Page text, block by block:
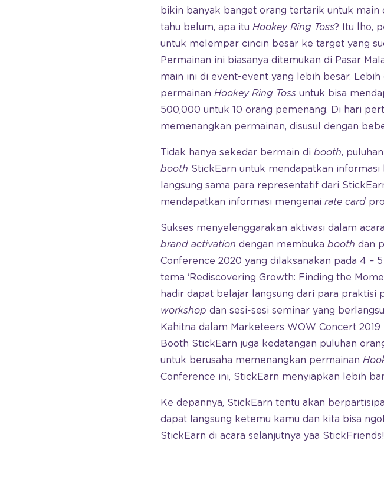
bikin banyak banget orang tertarik untuk main
tahu belum, apa itu Hookey Ring Toss? Itu lho,
untuk melempar cincin besar ke target yang
Permainan ini biasanya ditemukan di Pasar
main ini di event-event yang lebih besar.
permainan Hookey Ring Toss untuk bisa
500,000 untuk 10 orang pemenang. Di hari
memenangkan permainan, disusul dengan
Tidak hanya sekedar bermain di booth,
booth StickEarn untuk mendapatkan
langsung sama para representatif dari
mendapatkan informasi mengenai rate card
Sukses menyelenggarakan aktivasi dalam acara
brand activation dengan membuka booth dan
Conference 2020 yang dilaksanakan pada 4 –
tema ‘Rediscovering Growth: Finding the
hadir dapat belajar langsung dari para praktisi
workshop dan sesi-sesi seminar yang
Kahitna dalam Marketeers WOW Concert
Booth StickEarn juga kedatangan puluhan
untuk berusaha memenangkan permainan
Conference ini, StickEarn menyiapkan lebih
Ke depannya, StickEarn tentu akan
dapat langsung ketemu kamu dan kita bisa
StickEarn di acara selanjutnya yaa StickFriends!